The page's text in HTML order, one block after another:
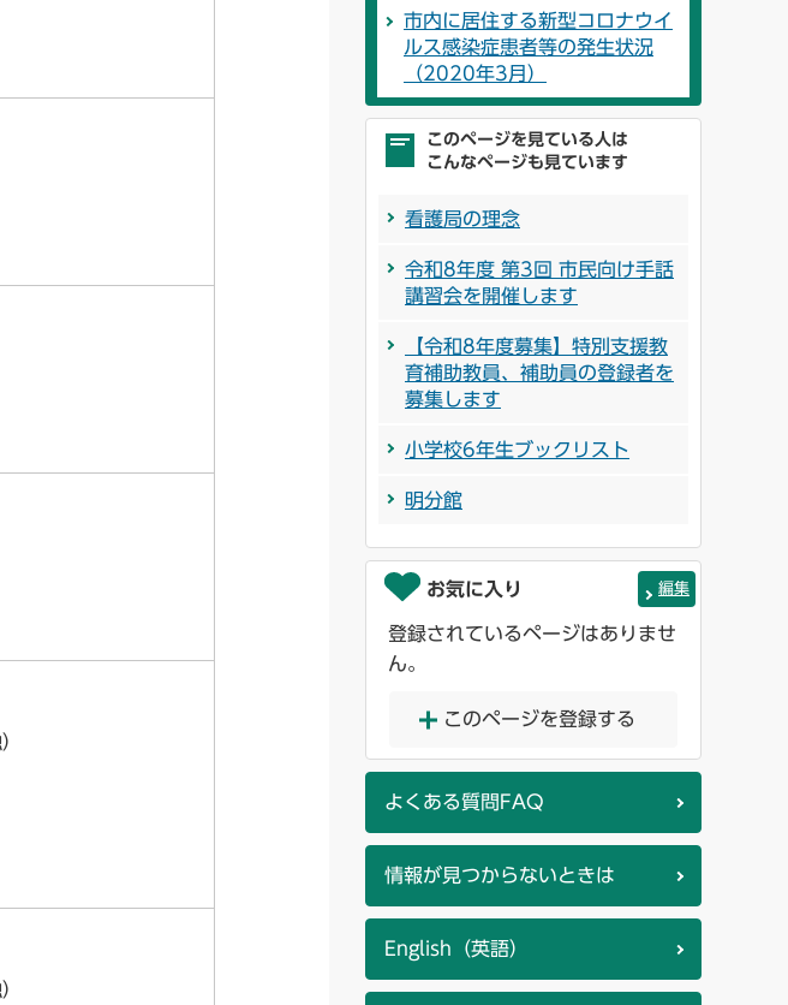
市内に居住する新型コロナウイ
ルス感染症患者等の発生状況
（2020年3月）
このページを見ている人は
こんなページも見ています
看護局の理念
令和8年度 第3回 市民向け手話
講習会を開催します
【令和8年度募集】特別支援教
育補助教員、補助員の登録者を
募集します
小学校6年生ブックリスト
明分館
お気に入り 編集
登録されているページはありませ
ん。
このページを登録する
よくある質問FAQ
情報が見つからないときは
English（英語）